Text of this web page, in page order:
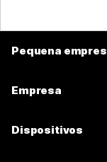
Pequena
Empresa
Dispositivos